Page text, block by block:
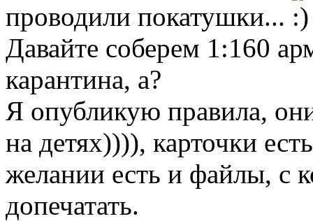
проводили покатушки...
Давайте соберем 1:160
карантина, а?
Я опубликую правила,
на детях)))), карточки
желании есть и файлы, с
допечатать.